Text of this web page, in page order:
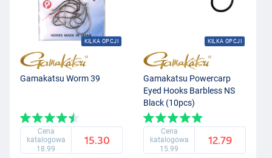
KILKA OPCJI
Gamakatsu Worm 39
Cena
katalogowa
18.99
15.30
KILKA OPCJI
Gamakatsu Powercarp
Eyed Hooks Barbless NS
Black (10pcs)
Cena
katalogowa
15.99
12.79